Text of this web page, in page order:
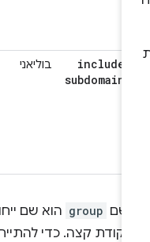
include
subdomains
בוליאני
group הוא שם
קצה. כדי